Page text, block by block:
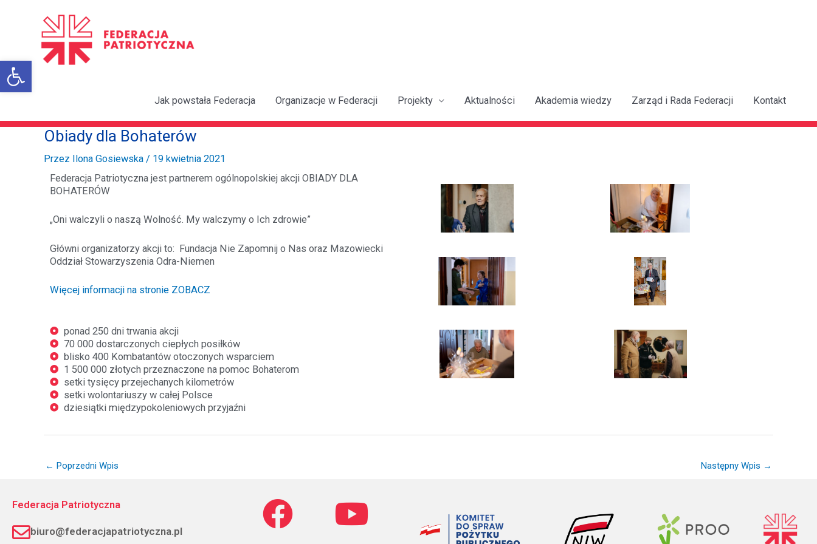
Otwórz pasek narzędzi
Jak powstała Federacja Organizacje w Federacji Projekty Aktualności Akademia wiedzy Zarząd i Rada Federacji Kontakt
Obiady dla Bohaterów
Przez Ilona Gosiewska / 19 kwietnia 2021
Federacja Patriotyczna jest partnerem ogólnopolskiej akcji OBIADY DLA
BOHATERÓW
„Oni walczyli o naszą Wolność. My walczymy o Ich zdrowie”
Główni organizatorzy akcji to: Fundacja Nie Zapomnij o Nas oraz Mazowiecki
Oddział Stowarzyszenia Odra-Niemen
Więcej informacji na stronie ZOBACZ
ponad 250 dni trwania akcji
70 000 dostarczonych ciepłych posiłków
blisko 400 Kombatantów otoczonych wsparciem
1 500 000 złotych przeznaczone na pomoc Bohaterom
setki tysięcy przejechanych kilometrów
setki wolontariuszy w całej Polsce
dziesiątki międzypokoleniowych przyjaźni
← Poprzedni Wpis Następny Wpis →
Federacja Patriotyczna
biuro@federacjapatriotyczna.pl